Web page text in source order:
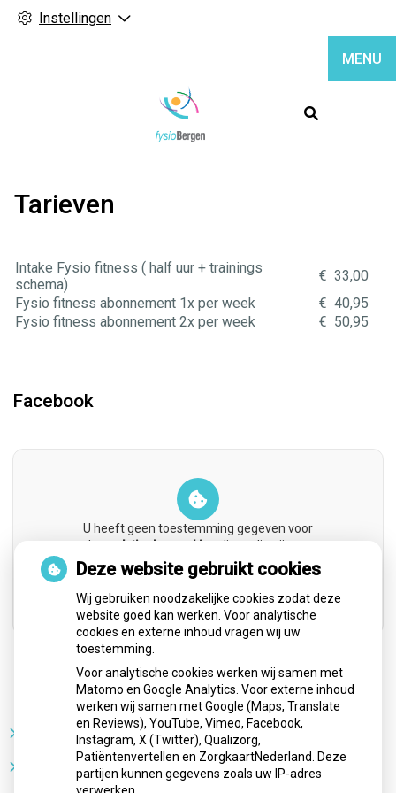
Instellingen
MENU
Tarieven
Intake Fysio fitness ( half uur + trainings
schema)
€ 33,00
Fysio fitness abonnement 1x per week
€ 40,95
Fysio fitness abonnement 2x per week
€ 50,95
Facebook
U heeft geen toestemming gegeven voor
de
analytische cookies
die nodig zijn om
dit te zien.
Sterke buikspieren zonder sportschool? Deze 7
activiteiten doen het werk stiekem voor jou
CZ vergoedt zorg van twee gespecialiseerde
revalidatieartsen niet meer
Deze website gebruikt cookies
Wij gebruiken noodzakelijke cookies zodat deze
website goed kan werken. Voor analytische
cookies en externe inhoud vragen wij uw
toestemming.
Voor analytische cookies werken wij samen met
Matomo en Google Analytics. Voor externe inhoud
werken wij samen met Google (Maps, Translate
en Reviews), YouTube, Vimeo, Facebook,
Instagram, X (Twitter), Qualizorg,
Patiëntenvertellen en ZorgkaartNederland. Deze
partijen kunnen gegevens zoals uw IP-adres